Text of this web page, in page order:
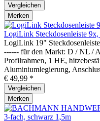
Vergleichen
Merken
LogiLink Steckdosenleiste
LogiLink 19"
------ für den Markt: D / NL /
Profilrahmen, 1 HE,
Aluminiumlegierung,
€ 49,99 *
Vergleichen
Merken